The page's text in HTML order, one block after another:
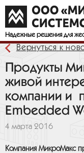
Надежные решения для
Вернуться к
Продукты
живой
компании и
Embedded
4 марта 2016
Компания МикроМакс